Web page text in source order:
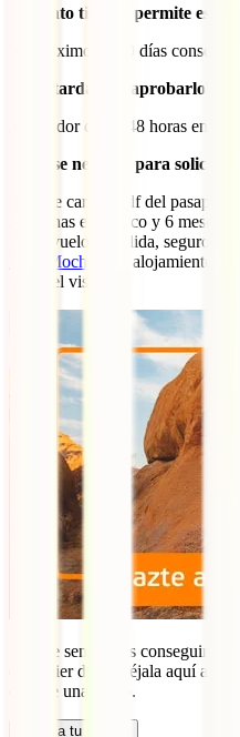
¿Cuánto tiempo permite estar
Un máximo de 90 días
¿Qué tardan en aprobarlo?
Alrededor de 24/48 horas en días
¿Qué se necesita para
Foto de carnet, pdf del
3 páginas en blanco y 6 meses
país), vuelo de salida, seguro de
IATI Mochilero
), alojamiento a
pagar el visado.
¡Así de sencillo es conseguir tu
cualquier duda, déjala aquí
echarte una mano.
Calcula tu seguro